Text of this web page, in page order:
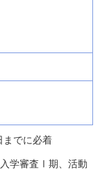
までに必着
学審査Ⅰ期、活動